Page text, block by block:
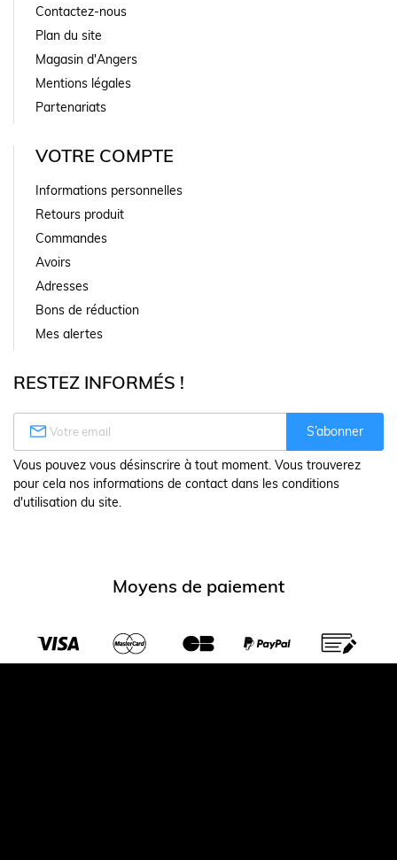
Contactez-nous
Plan du site
Magasin d'Angers
Mentions légales
Partenariats
VOTRE COMPTE
Informations personnelles
Retours produit
Commandes
Avoirs
Adresses
Bons de réduction
Mes alertes
RESTEZ INFORMÉS !
 S’abonner
Vous pouvez vous désinscrire à tout moment. Vous trouverez
pour cela nos informations de contact dans les conditions
d'utilisation du site.
Moyens de paiement